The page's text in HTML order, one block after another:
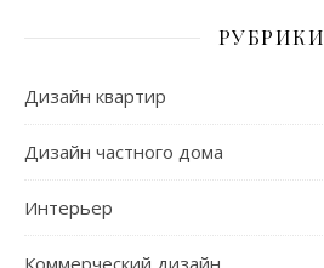
РУБРИКИ
Дизайн квартир
Дизайн частного дома
Интерьер
Коммерческий дизайн